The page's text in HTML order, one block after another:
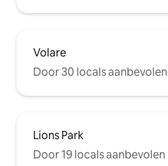
Volare
Door 30 locals aanbevolen
Lions Park
Door 19 locals aanbevolen